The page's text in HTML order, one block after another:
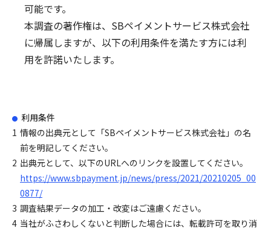
可能です。
本調査の著作権は、SBペイメントサービス株式会社
に帰属しますが、以下の利用条件を満たす方には利
用を許諾いたします。
利用条件
1 情報の出典元として「SBペイメントサービス株式会社」の名
前を明記してください。
2 出典元として、以下のURLへのリンクを設置してください。
https://www.sbpayment.jp/news/press/2021/20210205_00
0877/
3 調査結果データの加工・改変はご遠慮ください。
4 当社がふさわしくないと判断した場合には、転載許可を取り消